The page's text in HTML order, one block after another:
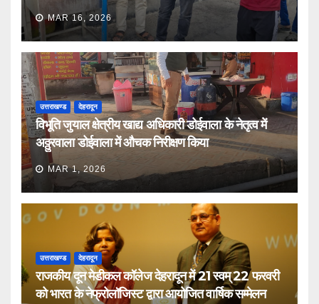
MAR 16, 2026
उत्तराखण्ड देहरादून
विभूति जुयाल क्षेत्रीय खाद्य अधिकारी डोईवाला के नेतृत्व में
अठ्ठुरवाला डोईवाला में औचक निरीक्षण किया
MAR 1, 2026
उत्तराखण्ड देहरादून
राजकीय दून मेडीकल कॉलेज देहरादून में 21 स्वम् 22 फरवरी
को भारत के नेफ्रोलॉजिस्ट द्वारा आयोजित वार्षिक सम्मेलन